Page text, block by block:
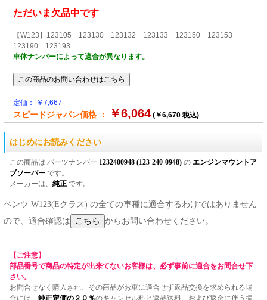
ただいま欠品中です
【W123】123105 123130 123132 123133 123150 123153
123190 123193
車体ナンバーによって適合が異なります。
定価： ￥7,667
スピードジャパン価格 ： ￥6,064 (￥6,670 税込)
はじめにお読みください
この商品は パーツナンバー 1232400948 (123-240-0948) の エンジンマウントア
ブソーバー です。
メーカーは、 純正 です。
ベンツ W123(Eクラス) の全ての車種に適合するわけではありません
ので、適合確認は
からお問い合わせください。
【ご注意】
部品番号で商品の特定が出来てないお客様は、必ず事前に適合をお問合せ下
さい。
お問合せなく購入され、その商品がお車に適合せず返品交換を求められる場
合には、 純正定価の２０％のキャンセル料と返品送料、および返金に伴う振